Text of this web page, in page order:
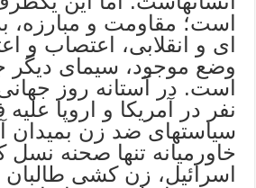
است؛ مقاومت و مبارزه،
ای و انقلابی، اعتصاب و
وضع موجود، سیمای دیگر
است. در آستانه روز جهانی
نفر در آمریکا و اروپا
سیاستهای ضد زن بمیدان
خاورمیانه تنها صحنه
اسرائیل، زن کشی طالبان